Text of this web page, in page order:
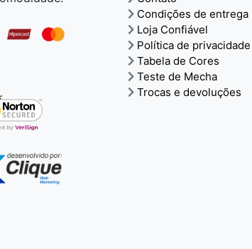
Condições de entrega
Loja Confiável
Política de privacidade
Tabela de Cores
Teste de Mecha
Trocas e devoluções